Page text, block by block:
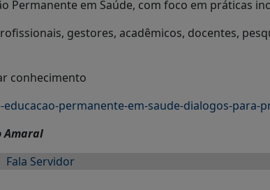
Permanente em Saúde, com foco em práticas
gestores, acadêmicos, docentes,
conhecimento
permanente-em-saude-dialogos-para-
Amaral
Fala Servidor